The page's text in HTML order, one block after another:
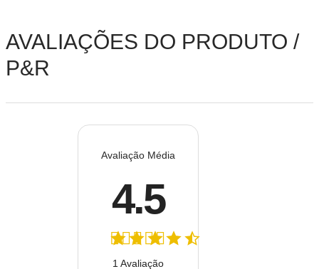
AVALIAÇÕES DO PRODUTO /
P&R
Avaliação Média
4.5
1 Avaliação